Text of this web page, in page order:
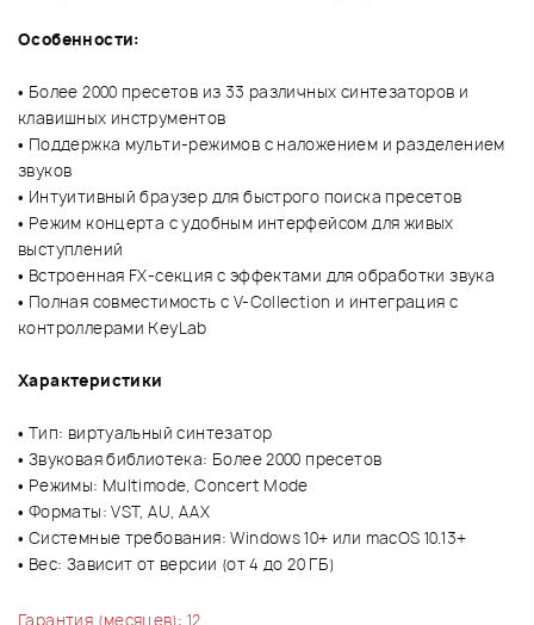
Особенности:
• Более 2000 пресетов из 33 различных синтезаторов и
клавишных инструментов
• Поддержка мульти-режимов с наложением и разделением
звуков
• Интуитивный браузер для быстрого поиска пресетов
• Режим концерта с удобным интерфейсом для живых
выступлений
• Встроенная FX-секция с эффектами для обработки звука
• Полная совместимость с V-Collection и интеграция с
контроллерами KeyLab
Характеристики
• Тип: виртуальный синтезатор
• Звуковая библиотека: Более 2000 пресетов
• Режимы: Multimode, Concert Mode
• Форматы: VST, AU, AAX
• Системные требования: Windows 10+ или macOS 10.13+
• Вес: Зависит от версии (от 4 до 20 ГБ)